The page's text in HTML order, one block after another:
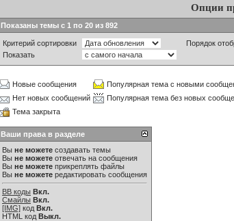
Опции
Показаны темы с 1 по 20 из 892
Критерий сортировки
Порядок
Показать
Новые сообщения
Популярная тема с новыми
Нет новых сообщений
Популярная тема без новых
Тема закрыта
Ваши права в разделе
Вы не можете создавать темы
Вы не можете отвечать на сообщения
Вы не можете прикреплять файлы
Вы не можете редактировать сообщения
BB коды Вкл.
Смайлы Вкл.
[IMG] код Вкл.
HTML код Выкл.